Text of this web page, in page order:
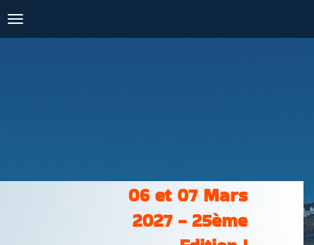
PHOTOS &
06 et 07 Mars
2027 - 25ème